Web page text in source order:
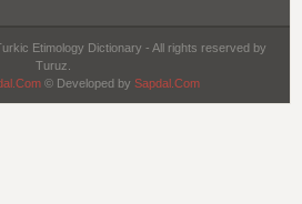
Etimology Dictionary - All rights reserved by
Turuz.
© Developed by Sapdal.Com